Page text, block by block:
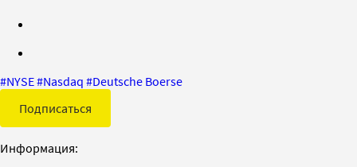
#NYSE#Nasdaq #Deutsche Boerse
Подписаться
Информация: